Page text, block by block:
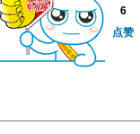
6
点赞